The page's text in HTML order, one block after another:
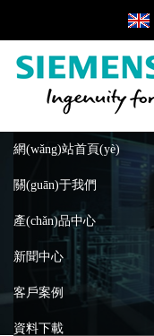
網(wǎng)站首頁(yè)
關(guān)于我們
產(chǎn)品中心
新聞中心
客戶案例
資料下載